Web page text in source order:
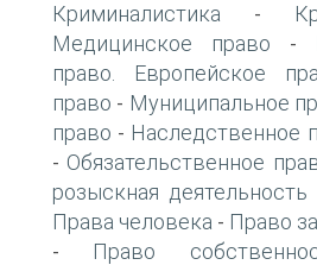
Криминалистика -
Медицинское право -
право. Европейское
право - Муниципальное
право - Наследственное
- Обязательственное
розыскная деятельность
Права человека - Право
- Право